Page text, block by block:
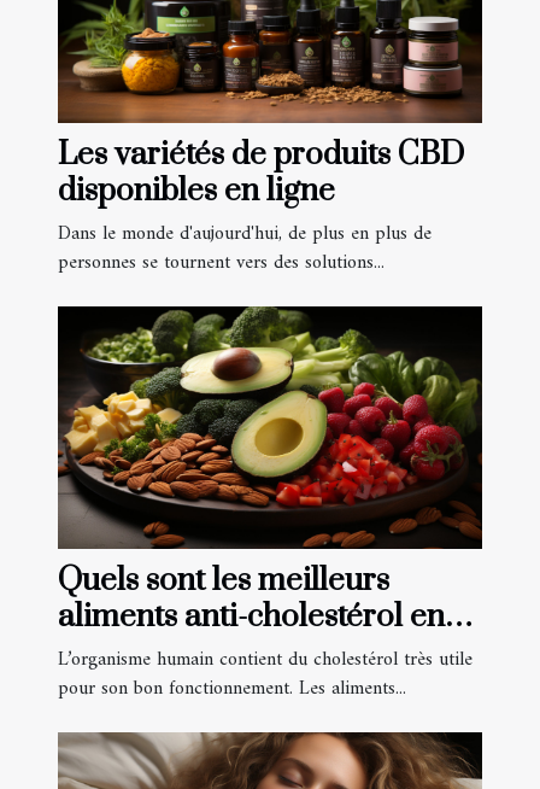
Les variétés de produits CBD
disponibles en ligne
Dans le monde d'aujourd'hui, de plus en plus de
personnes se tournent vers des solutions...
Quels sont les meilleurs
aliments anti-cholestérol en
2021 ?
L’organisme humain contient du cholestérol très utile
pour son bon fonctionnement. Les aliments...